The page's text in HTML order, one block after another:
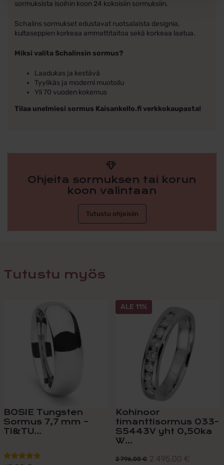
sormuksista isoihin koon 24 kokoisiin sormuksiin.
Schalins sormukset edustavat ruotsalaista designia,
kultaseppien korkeaa ammattitaitoa sekä korkeaa laatua.
Miksi valita Schalinsin sormus?
Laadukas ja kestävä
Tyylikäs ja moderni muotoilu
Yli 70 vuoden kokemus
Tilaa unelmiesi sormus Kaisankello.fi verkkokaupasta!
Ohjeita sormuksen tai korun
koon valintaan
Tutustu ohjeisiin
Tutustu myös
BOSIE Tungsten
Sormus 7,7 mm –
TI&TU...
muunnelma.
ALE 11%
Kohinoor
timanttisormus 033-
S5443V yht 0,50ka
W...
2 796,00€ 2 495,00 €